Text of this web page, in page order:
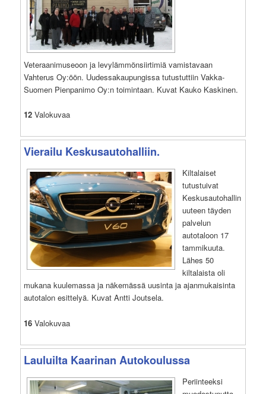
Veteraanimuseoon ja levylämmönsiirtimiä vamistavaan
Vahterus Oy:öön. Uudessakaupungissa tutustuttiin Vakka-
Suomen Pienpanimo Oy:n toimintaan. Kuvat Kauko Kaskinen.
12 Valokuvaa
Vierailu Keskusautohalliin.
Kiltalaiset
tutustuivat
Keskusautohallin
uuteen täyden
palvelun
autotaloon 17
tammikuuta.
Lähes 50
kiltalaista oli
mukana kuulemassa ja näkemässä uusinta ja ajanmukaisinta
autotalon esittelyä. Kuvat Antti Joutsela.
16 Valokuvaa
Lauluilta Kaarinan Autokoulussa
Periinteeksi